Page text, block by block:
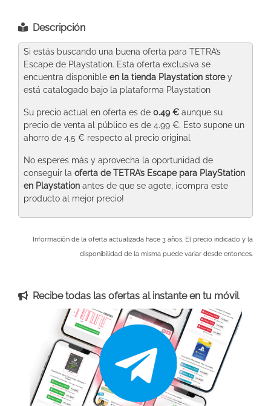
Descripción
Si estás buscando una buena oferta para TETRA’s
Escape de Playstation. Esta oferta exclusiva se
encuentra disponible en la tienda Playstation storey
está catalogado bajo la plataforma Playstation
Su precio actual en oferta es de 0.49 € aunque su
precio de venta al público es de 4.99 €. Esto supone un
ahorro de 4,5 € respecto al precio original
No esperes más y aprovecha la oportunidad de
conseguir la oferta de TETRA’s Escape para PlayStation
en Playstation antes de que se agote, ¡compra este
producto al mejor precio!
Información de la oferta actualizada hace 3 años. El precio indicado y la
disponibilidad de la misma puede variar desde entonces.
Recibe todas las ofertas al instante en tu móvil